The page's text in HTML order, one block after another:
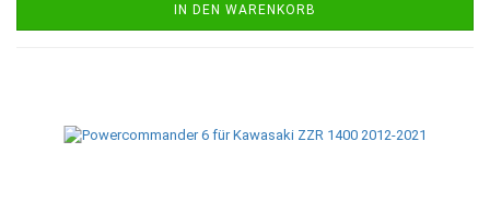
IN DEN WARENKORB